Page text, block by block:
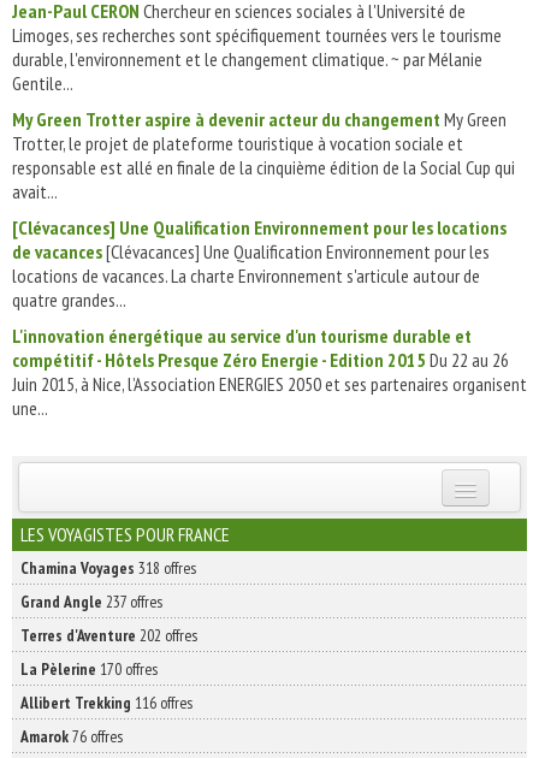
Jean-Paul CERON Chercheur en sciences sociales à l'Université de
Limoges, ses recherches sont spécifiquement tournées vers le tourisme
durable, l'environnement et le changement climatique. ~ par Mélanie
Gentile...
My Green Trotter aspire à devenir acteur du changement My Green
Trotter, le projet de plateforme touristique à vocation sociale et
responsable est allé en finale de la cinquième édition de la Social Cup qui
avait...
[Clévacances] Une Qualification Environnement pour les locations
de vacances[Clévacances] Une Qualification Environnement pour les
locations de vacances. La charte Environnement s'articule autour de
quatre grandes...
L'innovation énergétique au service d'un tourisme durable et
compétitif - Hôtels Presque Zéro Energie - Edition 2015 Du 22 au 26
Juin 2015, à Nice, l’Association ENERGIES 2050 et ses partenaires organisent
une...
INSCRIVEZ-VOUS | ABONNEZ-VOUS
LES VOYAGISTES POUR FRANCE
Chamina Voyages 318 offres
Grand Angle 237 offres
Terres d'Aventure 202 offres
La Pèlerine 170 offres
Allibert Trekking 116 offres
Amarok76 offres